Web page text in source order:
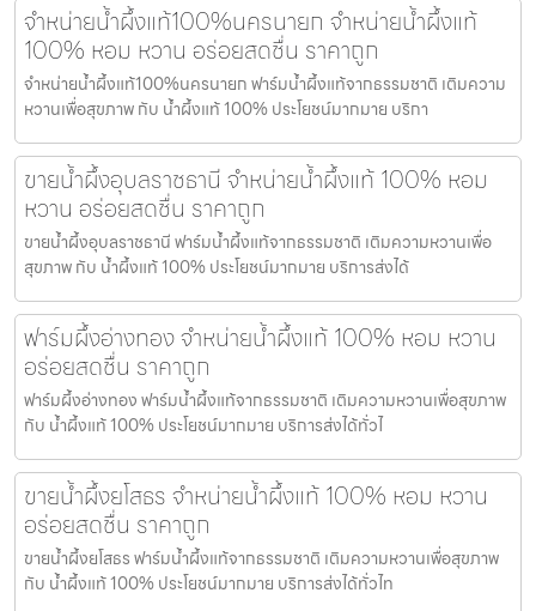
จำหน่ายน้ำผึ้งแท้100%นครนายก จำหน่ายน้ำผึ้งแท้
100% หอม หวาน อร่อยสดชื่น ราคาถูก
จำหน่ายน้ำผึ้งแท้100%นครนายก ฟาร์มน้ำผึ้งแท้จากธรรมชาติ เติมความ
หวานเพื่อสุขภาพ กับ น้ำผึ้งแท้ 100% ประโยชน์มากมาย บริกา
ขายน้ำผึ้งอุบลราชธานี จำหน่ายน้ำผึ้งแท้ 100% หอม
หวาน อร่อยสดชื่น ราคาถูก
ขายน้ำผึ้งอุบลราชธานี ฟาร์มน้ำผึ้งแท้จากธรรมชาติ เติมความหวานเพื่อ
สุขภาพ กับ น้ำผึ้งแท้ 100% ประโยชน์มากมาย บริการส่งได้
ฟาร์มผึ้งอ่างทอง จำหน่ายน้ำผึ้งแท้ 100% หอม หวาน
อร่อยสดชื่น ราคาถูก
ฟาร์มผึ้งอ่างทอง ฟาร์มน้ำผึ้งแท้จากธรรมชาติ เติมความหวานเพื่อสุขภาพ
กับ น้ำผึ้งแท้ 100% ประโยชน์มากมาย บริการส่งได้ทั่วไ
ขายน้ำผึ้งยโสธร จำหน่ายน้ำผึ้งแท้ 100% หอม หวาน
อร่อยสดชื่น ราคาถูก
ขายน้ำผึ้งยโสธร ฟาร์มน้ำผึ้งแท้จากธรรมชาติ เติมความหวานเพื่อสุขภาพ
กับ น้ำผึ้งแท้ 100% ประโยชน์มากมาย บริการส่งได้ทั่วไท